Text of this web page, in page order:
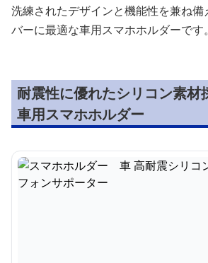
洗練されたデザインと機能性を兼ね備
バーに最適な車用スマホホルダーです。
耐震性に優れたシリコン素材
車用スマホホルダー